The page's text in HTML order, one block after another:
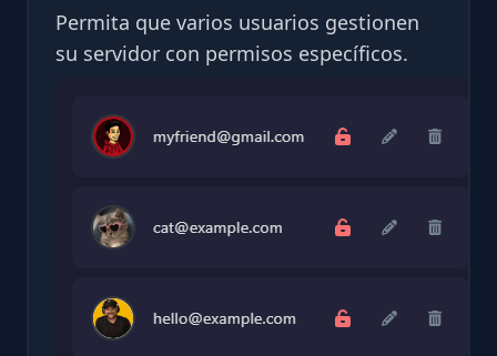
Permita que varios usuarios gestionen
su servidor con permisos específicos.